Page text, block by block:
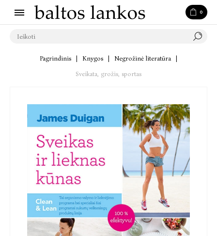
0
Pagrindinis Knygos Negrožinė literatūra
Sveikata, grožis, sportas